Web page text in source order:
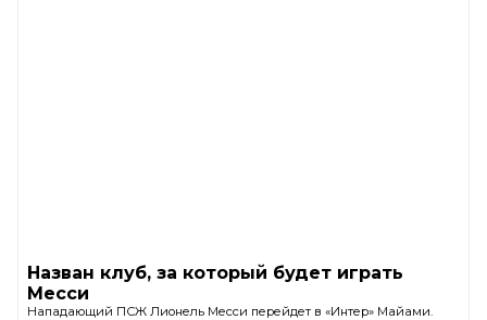
Назван клуб, за который будет играть
Месси
Нападающий ПСЖ Лионель Месси перейдет в «Интер» Майами.